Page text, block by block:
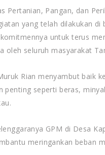
Pertanian, Pangan, dan
yang telah dilakukan
untuk terus
oleh seluruh masyarakat
Rian menyambut baik
penting seperti beras,
GPM di Desa
meringankan beban